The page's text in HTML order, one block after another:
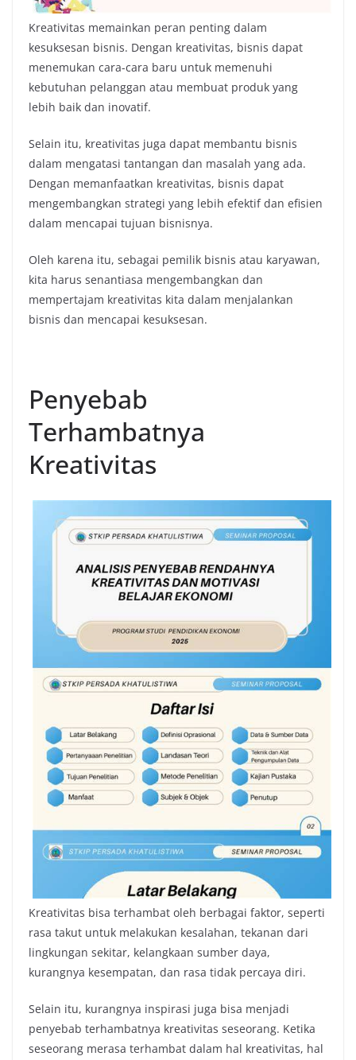
Kreativitas memainkan peran penting dalam
kesuksesan bisnis. Dengan kreativitas, bisnis dapat
menemukan cara-cara baru untuk memenuhi
kebutuhan pelanggan atau membuat produk yang
lebih baik dan inovatif.
Selain itu, kreativitas juga dapat membantu bisnis
dalam mengatasi tantangan dan masalah yang ada.
Dengan memanfaatkan kreativitas, bisnis dapat
mengembangkan strategi yang lebih efektif dan efisien
dalam mencapai tujuan bisnisnya.
Oleh karena itu, sebagai pemilik bisnis atau karyawan,
kita harus senantiasa mengembangkan dan
mempertajam kreativitas kita dalam menjalankan
bisnis dan mencapai kesuksesan.
Penyebab
Terhambatnya
Kreativitas
Kreativitas bisa terhambat oleh berbagai faktor, seperti
rasa takut untuk melakukan kesalahan, tekanan dari
lingkungan sekitar, kelangkaan sumber daya,
kurangnya kesempatan, dan rasa tidak percaya diri.
Selain itu, kurangnya inspirasi juga bisa menjadi
penyebab terhambatnya kreativitas seseorang. Ketika
seseorang merasa terhambat dalam hal kreativitas, hal